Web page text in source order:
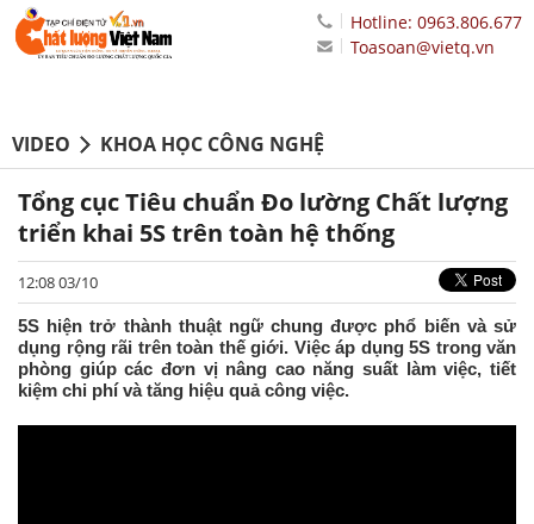
Hotline: 0963.806.677
Toasoan@vietq.vn
VIDEO KHOA HỌC CÔNG NGHỆ
Tổng cục Tiêu chuẩn Đo lường Chất lượng
triển khai 5S trên toàn hệ thống
12:08 03/10
5S hiện trở thành thuật ngữ chung được phổ biến và sử
dụng rộng rãi trên toàn thế giới. Việc áp dụng 5S trong văn
phòng giúp các đơn vị nâng cao năng suất làm việc, tiết
kiệm chi phí và tăng hiệu quả công việc.